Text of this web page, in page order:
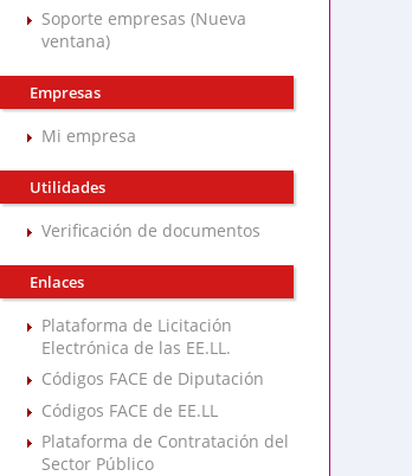
Soporte empresas (Nueva
ventana)
Empresas
Mi empresa
Utilidades
Verificación de documentos
Enlaces
Plataforma de Licitación
Electrónica de las EE.LL.
Códigos FACE de Diputación
Códigos FACE de EE.LL
Plataforma de Contratación del
Sector Público